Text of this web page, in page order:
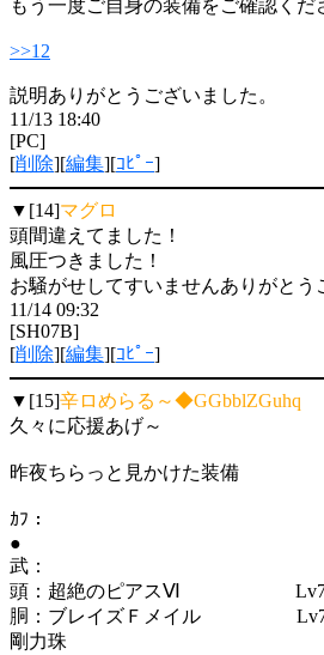
もう一度ご自身の装備をご確認くだ
>>12
説明ありがとうございました。
11/13 18:40
[PC]
[削除][編集][ｺﾋﾟｰ]
▼[14]マグロ
頭間違えてました！
風圧つきました！
お騒がせしてすいませんありがとう
11/14 09:32
[SH07B]
[削除][編集][ｺﾋﾟｰ]
▼[15]辛ロめらる～◆GGbblZGuhq
久々に応援あげ～
昨夜ちらっと見かけた装備
ｶﾌ： 匠カ
●
武： ○
頭：超絶のピアスⅥ Lv7
胴：ブレイズＦメイル Lv7
剛力珠